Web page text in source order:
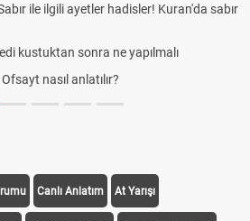
ile ilgili ayetler hadisler! Kuran'da sabır
kustuktan sonra ne yapılmalı
nasıl anlatılır?
Canlı Anlatım At Yarışı